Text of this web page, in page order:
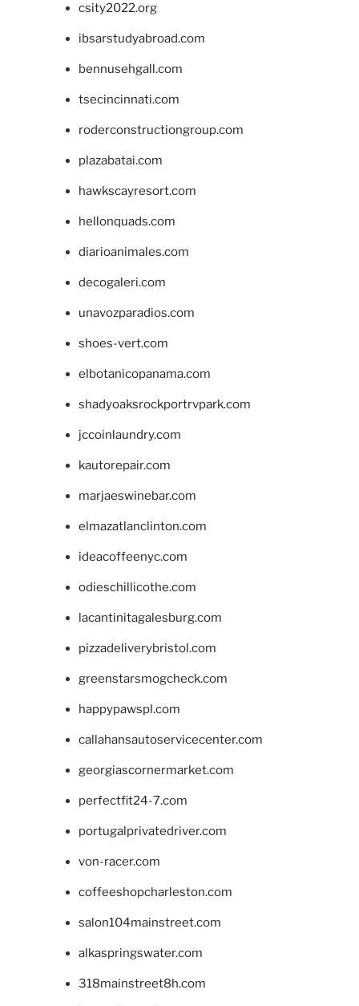
csity2022.org
ibsarstudyabroad.com
bennusehgall.com
tsecincinnati.com
roderconstructiongroup.com
plazabatai.com
hawkscayresort.com
hellonquads.com
diarioanimales.com
decogaleri.com
unavozparadios.com
shoes-vert.com
elbotanicopanama.com
shadyoaksrockportrvpark.com
jccoinlaundry.com
kautorepair.com
marjaeswinebar.com
elmazatlanclinton.com
ideacoffeenyc.com
odieschillicothe.com
lacantinitagalesburg.com
pizzadeliverybristol.com
greenstarsmogcheck.com
happypawspl.com
callahansautoservicecenter.com
georgiascornermarket.com
perfectfit24-7.com
portugalprivatedriver.com
von-racer.com
coffeeshopcharleston.com
salon104mainstreet.com
alkaspringswater.com
318mainstreet8h.com